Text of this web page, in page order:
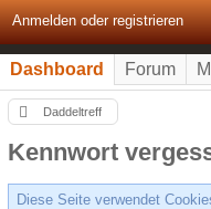
Anmelden oder registrieren
Dashboard Forum
Daddeltreff
Kennwort
Diese Seite verwendet